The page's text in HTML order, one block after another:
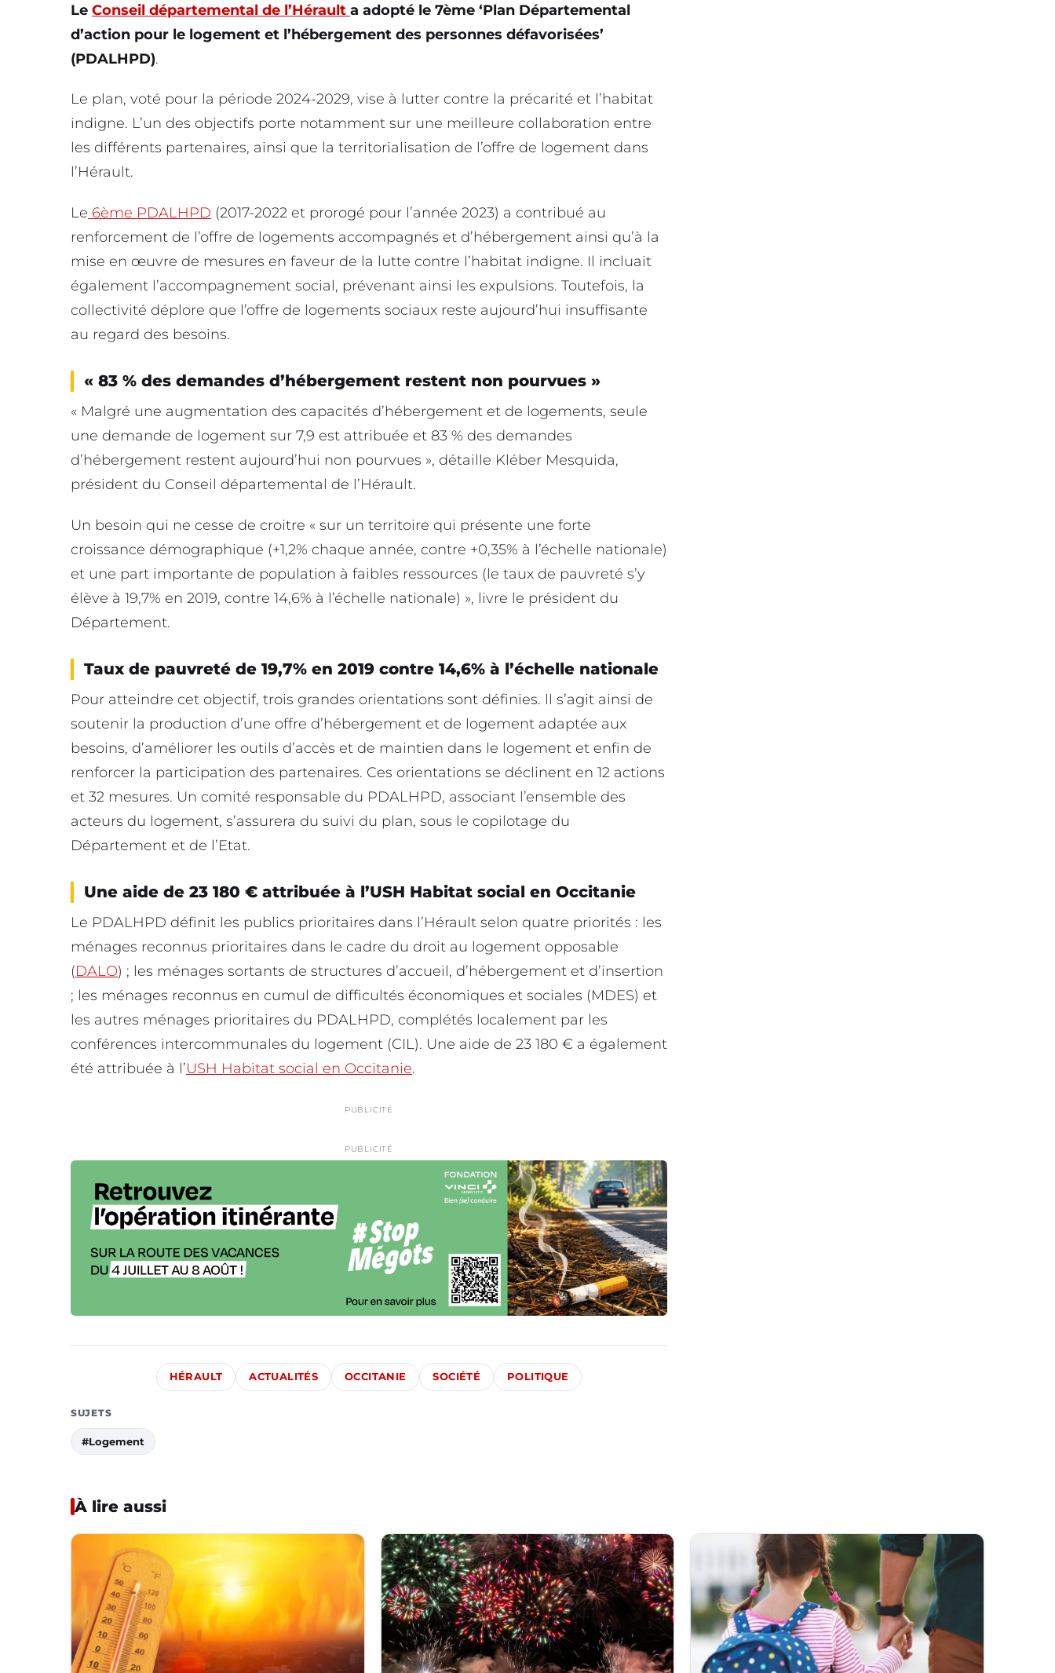
Le Conseil départemental de l’Hérault a adopté le 7ème ‘Plan Départemental
d’action pour le logement et l’hébergement des personnes défavorisées’
(PDALHPD).
Le plan, voté pour la période 2024-2029, vise à lutter contre la précarité et l’habitat
indigne. L’un des objectifs porte notamment sur une meilleure collaboration entre
les différents partenaires, ainsi que la territorialisation de l’offre de logement dans
l’Hérault.
Le 6ème PDALHPD (2017-2022 et prorogé pour l’année 2023) a contribué au
renforcement de l’offre de logements accompagnés et d’hébergement ainsi qu’à la
mise en œuvre de mesures en faveur de la lutte contre l’habitat indigne. Il incluait
également l’accompagnement social, prévenant ainsi les expulsions. Toutefois, la
collectivité déplore que l’offre de logements sociaux reste aujourd’hui insuffisante
au regard des besoins.
« 83 % des demandes d’hébergement restent non pourvues »
« Malgré une augmentation des capacités d’hébergement et de logements, seule
une demande de logement sur 7,9 est attribuée et 83 % des demandes
d’hébergement restent aujourd’hui non pourvues », détaille Kléber Mesquida,
président du Conseil départemental de l’Hérault.
Un besoin qui ne cesse de croitre « sur un territoire qui présente une forte
croissance démographique (+1,2% chaque année, contre +0,35% à l’échelle nationale)
et une part importante de population à faibles ressources (le taux de pauvreté s’y
élève à 19,7% en 2019, contre 14,6% à l’échelle nationale) », livre le président du
Département.
Taux de pauvreté de 19,7% en 2019 contre 14,6% à l’échelle nationale
Pour atteindre cet objectif, trois grandes orientations sont définies. ll s’agit ainsi de
soutenir la production d’une offre d’hébergement et de logement adaptée aux
besoins, d’améliorer les outils d’accès et de maintien dans le logement et enfin de
renforcer la participation des partenaires. Ces orientations se déclinent en 12 actions
et 32 mesures. Un comité responsable du PDALHPD, associant l’ensemble des
acteurs du logement, s’assurera du suivi du plan, sous le copilotage du
Département et de l’Etat.
Une aide de 23 180 € attribuée à l’USH Habitat social en Occitanie
Le PDALHPD définit les publics prioritaires dans l’Hérault selon quatre priorités : les
ménages reconnus prioritaires dans le cadre du droit au logement opposable
(DALO) ; les ménages sortants de structures d’accueil, d’hébergement et d’insertion
; les ménages reconnus en cumul de difficultés économiques et sociales (MDES) et
les autres ménages prioritaires du PDALHPD, complétés localement par les
conférences intercommunales du logement (CIL). Une aide de 23 180 € a également
été attribuée à l’USH Habitat social en Occitanie.
PUBLICITÉ
PUBLICITÉ
HÉRAULT ACTUALITÉS OCCITANIE SOCIÉTÉ POLITIQUE
SUJETS
#Logement
À lire aussi